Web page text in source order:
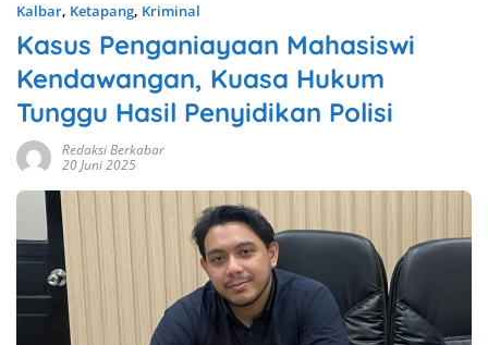
Kalbar, Ketapang, Kriminal
Kasus Penganiayaan Mahasiswi
Kendawangan, Kuasa Hukum
Tunggu Hasil Penyidikan Polisi
Redaksi Berkabar
20 Juni 2025